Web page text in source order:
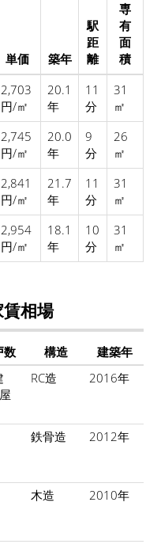
単価 築年
駅
距
離
専
有
面
積
2,703
円/㎡
20.1
年
11
分
31
㎡
2,745
円/㎡
20.0
年
9
分
26
㎡
2,841
円/㎡
21.7
年
11
分
31
㎡
2,954
円/㎡
18.1
年
10
分
31
㎡
相場
数 構造
建築年
RC造 2016年
鉄骨造 2012年
木造 2010年